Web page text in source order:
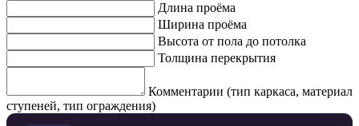
Длина проёма
Ширина проёма
Высота от пола до потолка
Толщина перекрытия
Комментарии (тип каркаса, материал
ступеней, тип ограждения)